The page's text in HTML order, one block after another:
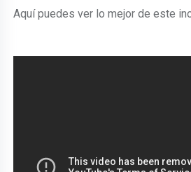
Aquí puedes ver lo mejor de este